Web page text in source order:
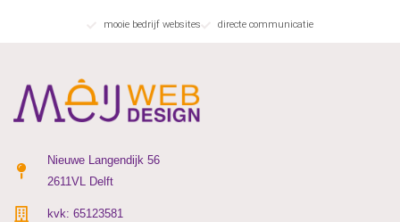
mooie bedrijf websites directe communicatie
Nieuwe Langendijk 56
2611VL Delft
kvk: 65123581